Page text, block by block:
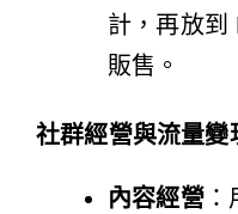
計，再放到
販售。
社群經營與流量變
內容經營：